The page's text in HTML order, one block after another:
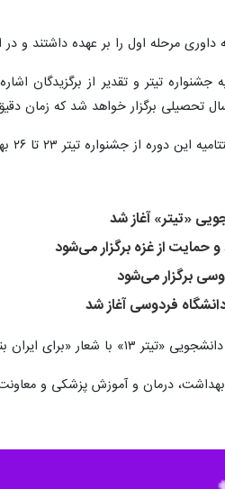
مرحله اول را بر عهده داشتند و در
جشنواره تیتر و تقدیر از
۲۳ تا ۲۶ بهمن ماه در مشهد مقدس برگزار شود.
«تیتر» آغاز شد
حمایت از غزه برگزار می‌شود
برگزار می‌شود
فردوسی آغاز شد
بنویسیم» برگزار می‌شود.
درمان و آموزش پزشکی و